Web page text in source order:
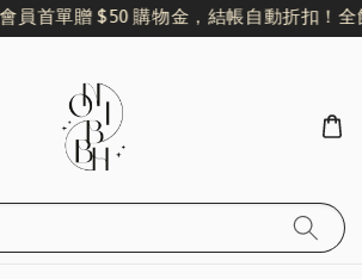
員首單贈 $50 購物金，結帳自動折扣！